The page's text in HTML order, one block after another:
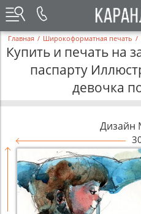
Главная / Широкоформатная печать /
Купить и печать на
паспарту
девочка
Дизайн